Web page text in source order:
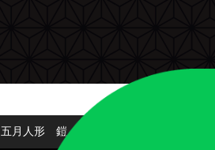
五月人形 鎧・兜